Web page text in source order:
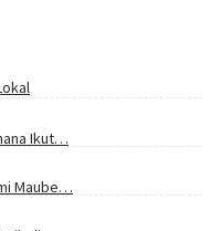
Ikut…
Maube…